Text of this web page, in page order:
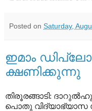
Posted on Saturday,
ഇമാം
ക്ഷണിക്കുന്നു
തിരൂരങ്ങാടി:
പൊതു വിദ്യാഭ്യാസ